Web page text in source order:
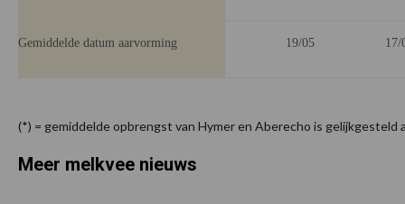
Gemiddelde datum aarvorming 19/05 17/
(*) = gemiddelde opbrengst van Hymer en Aberecho is gelijkgesteld
Meer melkvee nieuws